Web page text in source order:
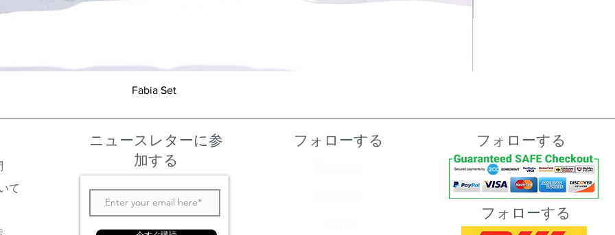
クイックビュー
Fabia Set
て
ニュースレターに参
加する
フォローする フォローする
フォローする